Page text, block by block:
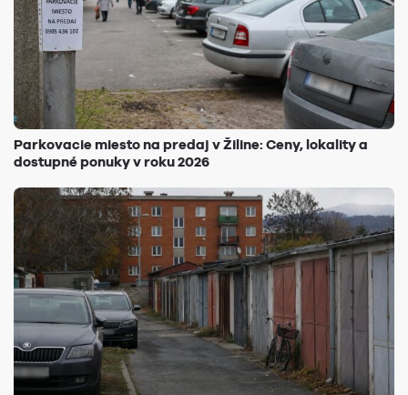
Parkovacie miesto na predaj v Žiline: Ceny, lokality a
dostupné ponuky v roku 2026